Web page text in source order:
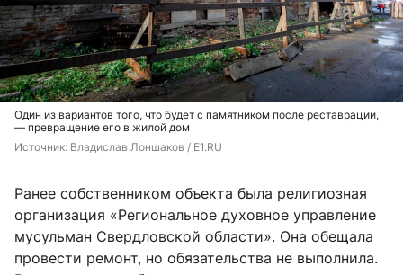
Один из вариантов того, что будет с памятником после реставрации,
— превращение его в жилой дом
Источник: Владислав Лоншаков / E1.RU
Ранее собственником объекта была религиозная
организация «Региональное духовное управление
мусульман Свердловской области». Она обещала
провести ремонт, но обязательства не выполнила.